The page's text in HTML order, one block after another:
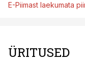
E-Piimast laekumata
ÜRITUSED